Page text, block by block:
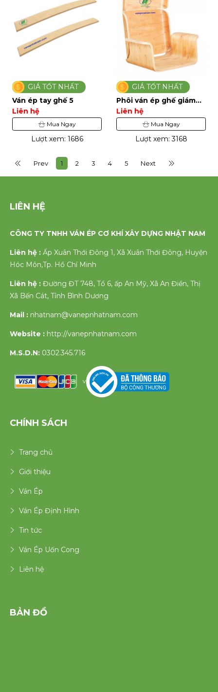
GIÁ TỐT NHẤT
Ván ép tay ghế 5
Liên hệ
Mua Ngay
Lượt xem: 1686
GIÁ TỐT NHẤT
Phôi ván ép ghế giám
đốc 12
Liên hệ
Mua Ngay
Lượt xem: 3168
Prev 1 2 3 4 5 Next
LIÊN HỆ
CÔNG TY TNHH VÁN ÉP CƠ KHÍ XÂY DỰNG NHẬT NAM
Liên hệ : Ấp Xuân Thới Đông 1, Xã Xuân Thới Đông, Huyện
Hóc Môn,Tp. Hồ Chí Minh
Liên hệ : Đường ĐT 748, Tổ 6, ấp An Mỹ, Xã An Điền, Thị
Xã Bến Cát, Tỉnh Bình Dương
Mail : nhatnam@vanepnhatnam.com
Website : http://vanepnhatnam.com
M.S.D.N: 0302.345.716
v
CHÍNH SÁCH
Trang chủ
Giới thiệu
Ván Ép
Ván Ép Định Hình
Tin tức
Ván Ép Uốn Cong
Liên hệ
BẢN ĐỒ